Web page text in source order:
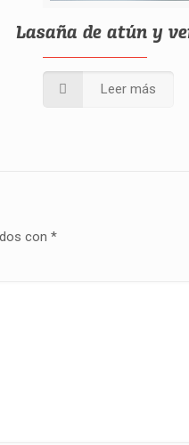
Lasaña de atún y
Leer más
con*